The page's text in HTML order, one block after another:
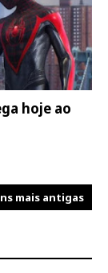
hoje ao
mais antigas